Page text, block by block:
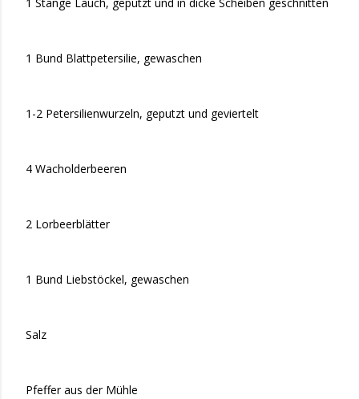
1 Bund Blattpetersilie, gewaschen
1-2 Petersilienwurzeln, geputzt und geviertelt
4 Wacholderbeeren
2 Lorbeerblätter
1 Bund Liebstöckel, gewaschen
Salz
Pfeffer aus der Mühle